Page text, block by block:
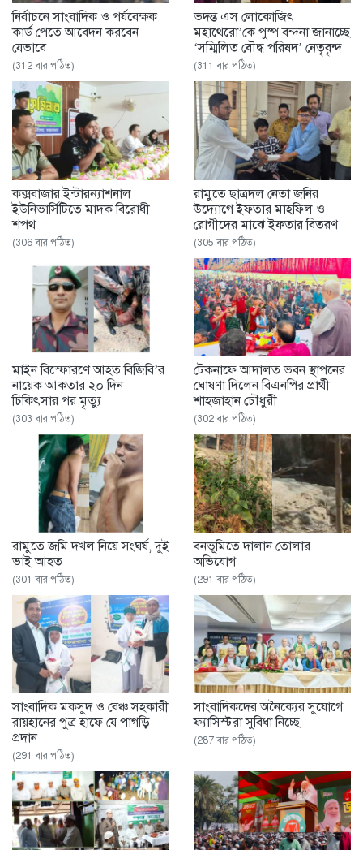
নির্বাচনে সাংবাদিক ও পর্যবেক্ষক
কার্ড পেতে আবেদন করবেন
যেভাবে
(312 বার পঠিত)
ভদন্ত এস লোকোজিৎ
মহাথেরো’কে পুষ্প বন্দনা জানাচ্ছে
‘সম্মিলিত বৌদ্ধ পরিষদ’ নেতৃবৃন্দ
(311 বার পঠিত)
কক্সবাজার ইন্টারন্যাশনাল
ইউনিভার্সিটিতে মাদক বিরোধী
শপথ
(306 বার পঠিত)
রামুতে ছাত্রদল নেতা জনির
উদ্যোগে ইফতার মাহফিল ও
রোগীদের মাঝে ইফতার বিতরণ
(305 বার পঠিত)
মাইন বিস্ফোরণে আহত বিজিবি’র
নায়েক আকতার ২০ দিন
চিকিৎসার পর মৃত্যু
(303 বার পঠিত)
টেকনাফে আদালত ভবন স্থাপনের
ঘোষণা দিলেন বিএনপির প্রার্থী
শাহজাহান চৌধুরী
(302 বার পঠিত)
রামুতে জমি দখল নিয়ে সংঘর্ষ, দুই
ভাই আহত
(301 বার পঠিত)
বনভূমিতে দালান তোলার
অভিযোগ
(291 বার পঠিত)
সাংবাদিক মকসুদ ও বেঞ্চ সহকারী
রায়হানের পুত্র হাফে যে পাগড়ি
প্রদান
(291 বার পঠিত)
সাংবাদিকদের অনৈক্যের সুযোগে
ফ্যাসিস্টরা সুবিধা নিচ্ছে
(287 বার পঠিত)